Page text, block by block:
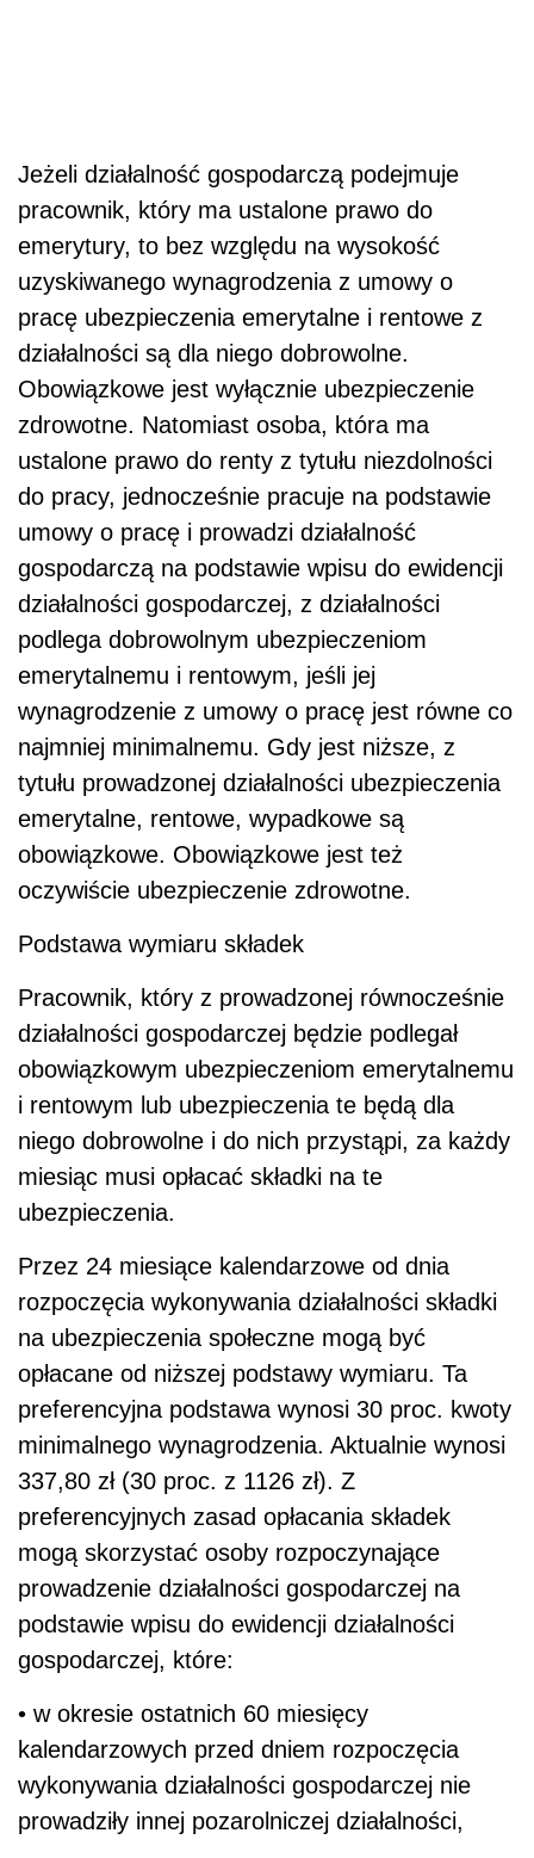
Jeżeli działalność gospodarczą podejmuje
pracownik, który ma ustalone prawo do
emerytury, to bez względu na wysokość
uzyskiwanego wynagrodzenia z umowy o
pracę ubezpieczenia emerytalne i rentowe z
działalności są dla niego dobrowolne.
Obowiązkowe jest wyłącznie ubezpieczenie
zdrowotne. Natomiast osoba, która ma
ustalone prawo do renty z tytułu niezdolności
do pracy, jednocześnie pracuje na podstawie
umowy o pracę i prowadzi działalność
gospodarczą na podstawie wpisu do ewidencji
działalności gospodarczej, z działalności
podlega dobrowolnym ubezpieczeniom
emerytalnemu i rentowym, jeśli jej
wynagrodzenie z umowy o pracę jest równe co
najmniej minimalnemu. Gdy jest niższe, z
tytułu prowadzonej działalności ubezpieczenia
emerytalne, rentowe, wypadkowe są
obowiązkowe. Obowiązkowe jest też
oczywiście ubezpieczenie zdrowotne.
Podstawa wymiaru składek
Pracownik, który z prowadzonej równocześnie
działalności gospodarczej będzie podlegał
obowiązkowym ubezpieczeniom emerytalnemu
i rentowym lub ubezpieczenia te będą dla
niego dobrowolne i do nich przystąpi, za każdy
miesiąc musi opłacać składki na te
ubezpieczenia.
Przez 24 miesiące kalendarzowe od dnia
rozpoczęcia wykonywania działalności składki
na ubezpieczenia społeczne mogą być
opłacane od niższej podstawy wymiaru. Ta
preferencyjna podstawa wynosi 30 proc. kwoty
minimalnego wynagrodzenia. Aktualnie wynosi
337,80 zł (30 proc. z 1126 zł). Z
preferencyjnych zasad opłacania składek
mogą skorzystać osoby rozpoczynające
prowadzenie działalności gospodarczej na
podstawie wpisu do ewidencji działalności
gospodarczej, które:
• w okresie ostatnich 60 miesięcy
kalendarzowych przed dniem rozpoczęcia
wykonywania działalności gospodarczej nie
prowadziły innej pozarolniczej działalności,